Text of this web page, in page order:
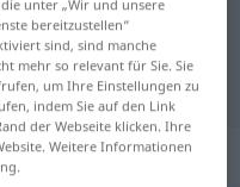
Adjektiv
unter „Wir und unsere
bereitzustellen“
sind, sind manche
mehr so relevant für Sie. Sie
um Ihre Einstellungen zu
indem Sie auf den Link
der Webseite klicken. Ihre
Weitere Informationen